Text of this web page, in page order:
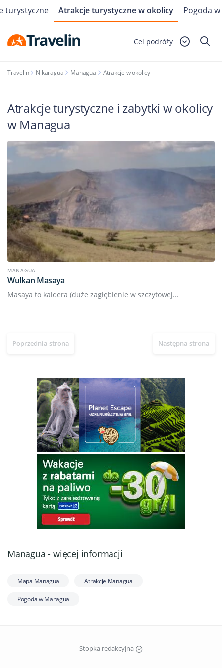
Cel podróży
Travelin Nikaragua Managua Atrakcje w okolicy
turystyczne Atrakcje turystyczne w okolicy Pogoda
Atrakcje turystyczne i zabytki w okolicy
w Managua
MANAGUA
Wulkan Masaya
Masaya to kaldera (duże zagłębienie w szczytowej...
Poprzednia strona Następna strona
Managua - więcej informacji
Mapa Managua Atrakcje Managua
Pogoda w Managua
Stopka redakcyjna